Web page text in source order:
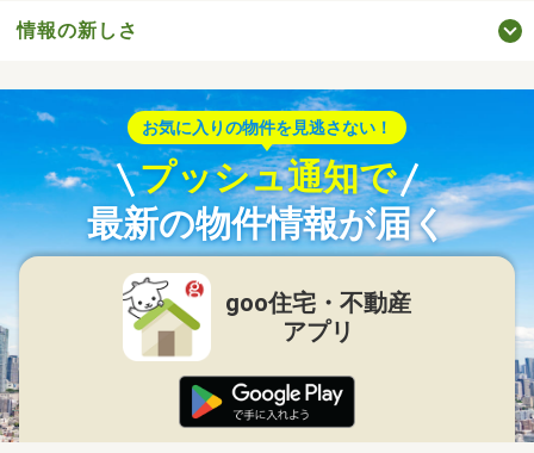
情報の新しさ
お気に入りの物件を見逃さない！
プッシュ通知で
最新の物件情報が届く
goo住宅・不動産
アプリ